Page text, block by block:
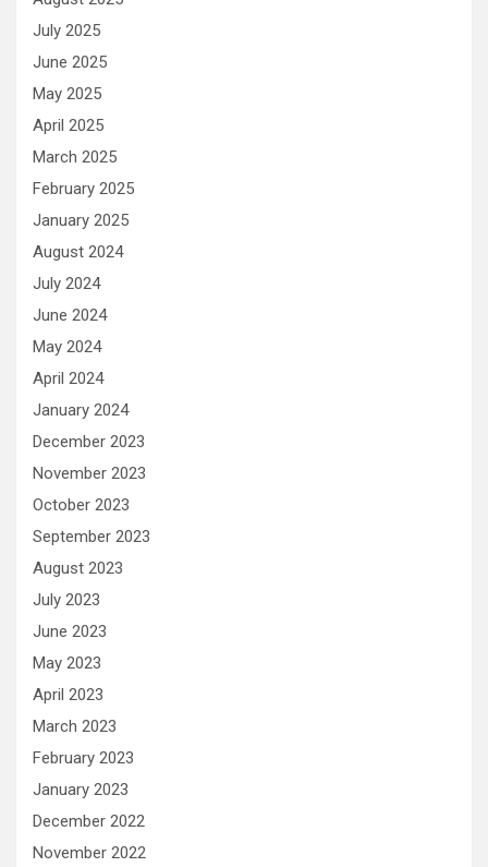
July 2025
June 2025
May 2025
April 2025
March 2025
February 2025
January 2025
August 2024
July 2024
June 2024
May 2024
April 2024
January 2024
December 2023
November 2023
October 2023
September 2023
August 2023
July 2023
June 2023
May 2023
April 2023
March 2023
February 2023
January 2023
December 2022
November 2022